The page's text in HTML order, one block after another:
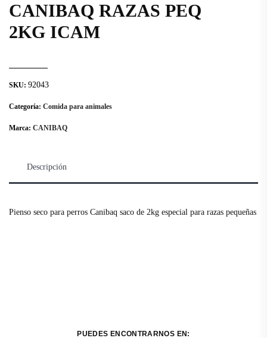
CANIBAQ RAZAS PEQ
2KG ICAM
SKU: 92043
Categoría: Comida para animales
Marca: CANIBAQ
Descripción
Pienso seco para perros Canibaq saco de 2kg especial para razas pequeñas
PUEDES ENCONTRARNOS EN: